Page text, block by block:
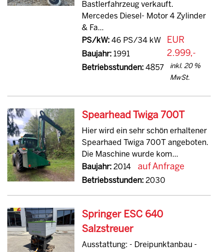
Bastlerfahrzeug verkauft.
Mercedes Diesel- Motor 4 Zylinder
& Fa...
PS/kW:46 PS/34 kW
Baujahr:1991
Betriebsstunden:4857
EUR
2.999,-
inkl. 20 %
MwSt.
Spearhead Twiga 700T
Hier wird ein sehr schön erhaltener
Spearhaed Twiga 700T angeboten.
Die Maschine wurde kom...
Baujahr:2014
Betriebsstunden:2030
auf Anfrage
Springer ESC 640
Salzstreuer
Ausstattung: - Dreipunktanbau -